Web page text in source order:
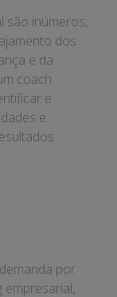
são inúmeros,
dos
e da
coach
e
e
por